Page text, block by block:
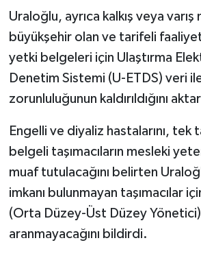
Uraloğlu, ayrıca kalkış veya varış
büyükşehir olan ve tarifeli
yetki belgeleri için Ulaştırma
Denetim Sistemi (U-ETDS) veri
zorunluluğunun kaldırıldığını
Engelli ve diyaliz hastalarını, tek
belgeli taşımacıların mesleki
muaf tutulacağını belirten
imkanı bulunmayan taşımacılar
(Orta Düzey-Üst Düzey Yönetici)
aranmayacağını bildirdi.